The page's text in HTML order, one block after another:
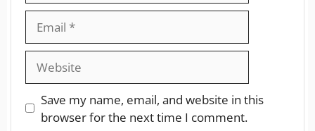
Save my name, email, and website in this
browser for the next time I comment.